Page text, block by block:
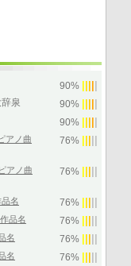
90%
泉 90%
90%
アノ曲
76%
アノ曲
76%
名 76%
品名 76%
名 76%
名 76%